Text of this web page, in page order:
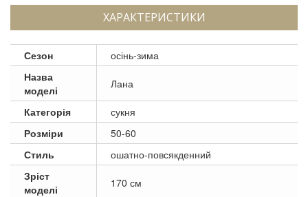
ХАРАКТЕРИСТИКИ
Сезон
осінь-зима
Назва
моделі
Лана
Категорія
сукня
Розміри
50-60
Стиль
ошатно-повсякденний
Зріст
моделі
170 см